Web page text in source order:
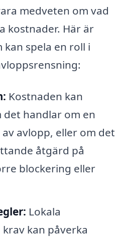
medveten om vad
kostnader. Här är
spela en roll i
Kostnaden kan
det handlar om en
avlopp, eller om det
åtgärd på
blockering eller
Lokala
kan påverka